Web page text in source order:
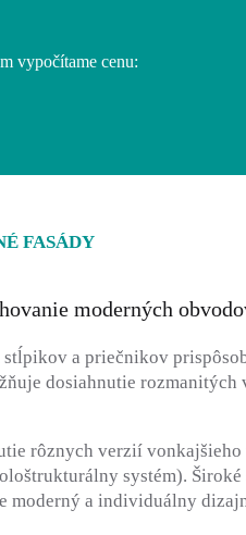
vypočítame cenu:
FASÁDY
moderných
a priečnikov
dosiahnutie
rôznych verzií
systém).
moderný a individuálny